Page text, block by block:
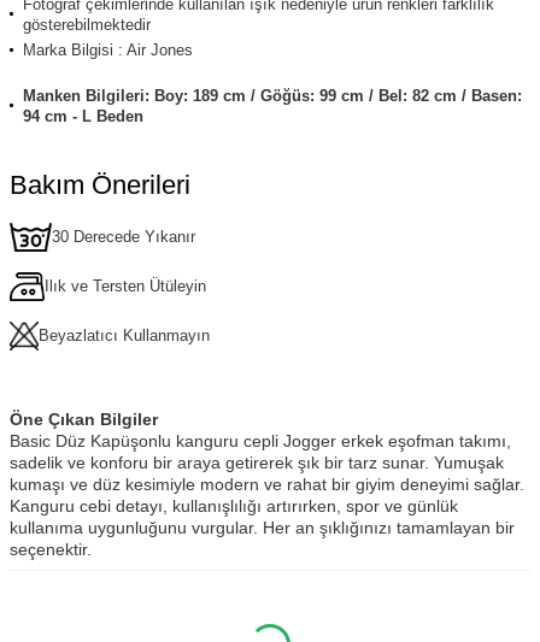
Fotoğraf çekimlerinde kullanılan ışık nedeniyle ürün renkleri farklılık
gösterebilmektedir
Marka Bilgisi : Air Jones
Manken Bilgileri: Boy: 189 cm / Göğüs: 99 cm / Bel: 82 cm / Basen:
94 cm - L Beden
Bakım Önerileri
30 Derecede Yıkanır
Ilık ve Tersten Ütüleyin
Beyazlatıcı Kullanmayın
Öne Çıkan Bilgiler
Basic Düz Kapüşonlu kanguru cepli Jogger erkek eşofman takımı,
sadelik ve konforu bir araya getirerek şık bir tarz sunar. Yumuşak
kumaşı ve düz kesimiyle modern ve rahat bir giyim deneyimi sağlar.
Kanguru cebi detayı, kullanışlılığı artırırken, spor ve günlük
kullanıma uygunluğunu vurgular. Her an şıklığınızı tamamlayan bir
seçenektir.